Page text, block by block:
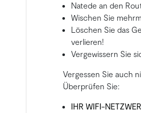
Natede an den
Wischen Sie
Löschen Sie das
verlieren!
Vergewissern Sie
Vergessen Sie auch
Überprüfen Sie:
IHR WIFI-